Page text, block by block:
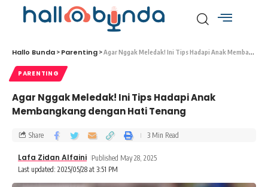
Hallo Bunda > Parenting >Agar Nggak Meledak! Ini Tips Hadapi Anak Membangkang dengan Hati Tenang
PARENTING
Agar Nggak Meledak! Ini Tips Hadapi Anak
Membangkang dengan Hati Tenang
Last updated: 2025/05/28 at 3:51 PM
Lafa Zidan Alfaini Published May 28, 2025
Share 3 Min Read